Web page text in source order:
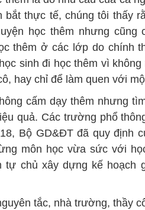
bắt thực tế, chúng tôi thấy
học thêm nhưng cũng
thêm ở các lớp do chính
sinh đi học thêm vì
hay chỉ để làm quen với
cấm dạy thêm nhưng
quả. Các trường phổ
Bộ GD&ĐT đã quy định
môn học vừa sức với
tự chủ xây dựng kế hoạch
tắc, nhà trường, thầy